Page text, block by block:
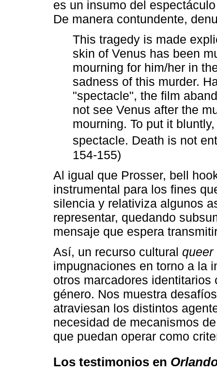
es un insumo del
De manera contundente,
This tragedy is made
skin of Venus has been
mourning for him/her in
sadness of this murder.
"spectacle", the film
not see Venus after the
mourning. To put it
spectacle. Death is not
154-155)
Al igual que Prosser, bell
instrumental para los fines
silencia y relativiza algunos
representar, quedando
mensaje que espera
Así, un recurso cultural queer
impugnaciones en torno a la
otros marcadores
género. Nos muestra
atraviesan los distintos
necesidad de mecanismos
que puedan operar como
Los testimonios en